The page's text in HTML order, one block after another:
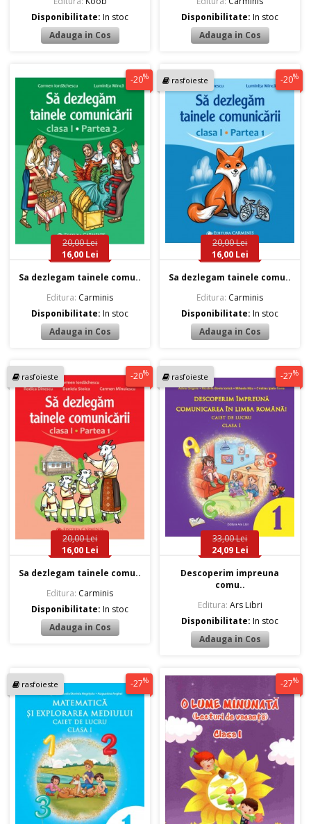
Disponibilitate:In stoc
Disponibilitate:In stoc
-20%
20,00 Lei
16,00 Lei
Sa dezlegam tainele comu..
Editura: Carminis
Disponibilitate:In stoc
rasfoieste -20%
20,00 Lei
16,00 Lei
Sa dezlegam tainele comu..
Editura: Carminis
Disponibilitate:In stoc
rasfoieste -20%
20,00 Lei
16,00 Lei
Sa dezlegam tainele comu..
Editura: Carminis
Disponibilitate:In stoc
rasfoieste -27%
33,00 Lei
24,09 Lei
Descoperim impreuna
comu..
Editura: Ars Libri
Disponibilitate:In stoc
rasfoieste -27% -27%